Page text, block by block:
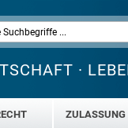
·
ZULASSUNG